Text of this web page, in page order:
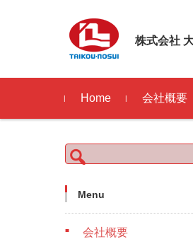
株式会社
コンテンツに移動
Home
会社概要
検
索:
Menu
会社概要